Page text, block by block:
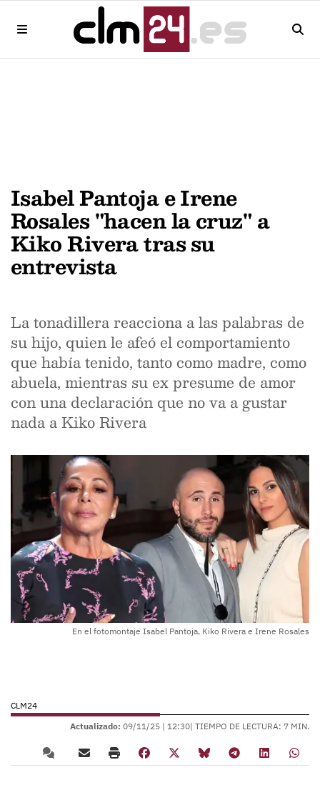
Isabel Pantoja e Irene
Rosales "hacen la cruz" a
Kiko Rivera tras su
entrevista
La tonadillera reacciona a las palabras de
su hijo, quien le afeó el comportamiento
que había tenido, tanto como madre, como
abuela, mientras su ex presume de amor
con una declaración que no va a gustar
nada a Kiko Rivera
En el fotomontaje Isabel Pantoja, Kiko Rivera e Irene Rosales
CLM24
Actualizado: 09/11/25 | 12:30| TIEMPO DE LECTURA: 7 MIN.